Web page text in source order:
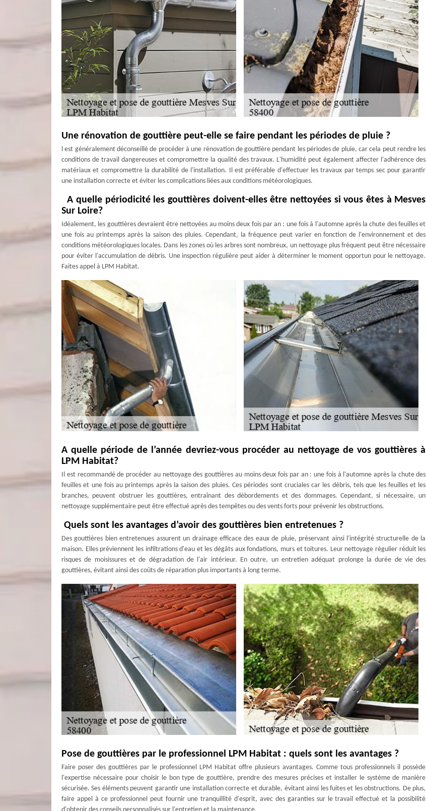
Une rénovation de gouttière peut-elle se faire pendant les périodes de pluie ?
l est généralement déconseillé de procéder à une rénovation de gouttière pendant les périodes de pluie, car cela peut rendre les
conditions de travail dangereuses et compromettre la qualité des travaux. L'humidité peut également affecter l'adhérence des
matériaux et compromettre la durabilité de l'installation. Il est préférable d'effectuer les travaux par temps sec pour garantir
une installation correcte et éviter les complications liées aux conditions météorologiques.
A quelle périodicité les gouttières doivent-elles être nettoyées si vous êtes à Mesves
Sur Loire?
Idéalement, les gouttières devraient être nettoyées au moins deux fois par an : une fois à l'automne après la chute des feuilles et
une fois au printemps après la saison des pluies. Cependant, la fréquence peut varier en fonction de l'environnement et des
conditions météorologiques locales. Dans les zones où les arbres sont nombreux, un nettoyage plus fréquent peut être nécessaire
pour éviter l'accumulation de débris. Une inspection régulière peut aider à déterminer le moment opportun pour le nettoyage.
Faites appel à LPM Habitat.
A quelle période de l’année devriez-vous procéder au nettoyage de vos gouttières à
LPM Habitat?
Il est recommandé de procéder au nettoyage des gouttières au moins deux fois par an : une fois à l'automne après la chute des
feuilles et une fois au printemps après la saison des pluies. Ces périodes sont cruciales car les débris, tels que les feuilles et les
branches, peuvent obstruer les gouttières, entraînant des débordements et des dommages. Cependant, si nécessaire, un
nettoyage supplémentaire peut être effectué après des tempêtes ou des vents forts pour prévenir les obstructions.
Quels sont les avantages d’avoir des gouttières bien entretenues ?
Des gouttières bien entretenues assurent un drainage efficace des eaux de pluie, préservant ainsi l'intégrité structurelle de la
maison. Elles préviennent les infiltrations d'eau et les dégâts aux fondations, murs et toitures. Leur nettoyage régulier réduit les
risques de moisissures et de dégradation de l'air intérieur. En outre, un entretien adéquat prolonge la durée de vie des
gouttières, évitant ainsi des coûts de réparation plus importants à long terme.
Pose de gouttières par le professionnel LPM Habitat : quels sont les avantages ?
Faire poser des gouttières par le professionnel LPM Habitat offre plusieurs avantages. Comme tous professionnels il possède
l'expertise nécessaire pour choisir le bon type de gouttière, prendre des mesures précises et installer le système de manière
sécurisée. Ses éléments peuvent garantir une installation correcte et durable, évitant ainsi les fuites et les obstructions. De plus,
faire appel à ce professionnel peut fournir une tranquillité d'esprit, avec des garanties sur le travail effectué et la possibilité